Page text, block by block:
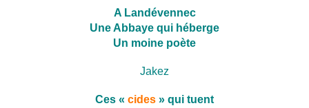
A Landévennec
Une Abbaye qui héberge
Un moine poète
Jakez
Ces « cides » qui tuent